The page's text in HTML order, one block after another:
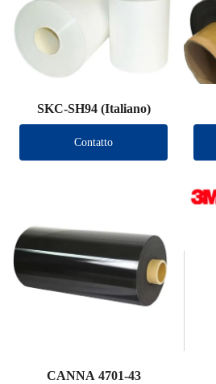
SKC-SH94 (Italiano)
Contatto
CANNA 4701-43